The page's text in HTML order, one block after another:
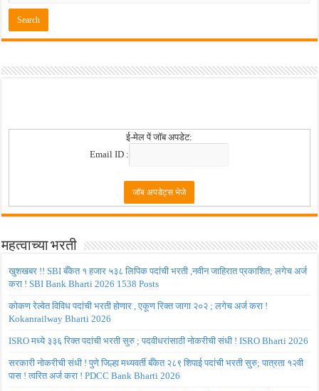
ई-मेल पें जॉब अपडेट:
Email ID :
महत्वाच्या भरती
खुशखबर !! SBI बँकेत १ हजार ५३८ लिपिक पदांची भरती ,नवीन जाहिरात प्रकाशित; लगेच अर्ज
करा ! SBI Bank Bharti 2026 1538 Posts
कोकण रेल्वेत विविध पदांची भरती होणार , एकूण रिक्त जागा २०२ ; लगेच अर्ज करा !
Kokanrailway Bharti 2026
ISRO मध्ये ३३६ रिक्त पदांची भरती सुरु ; पदवीधरांसाठी नोकरीची संधी ! ISRO Bharti 2026
सरकारी नोकरीची संधी ! पुणे जिल्हा मध्यवर्ती बँकेत २८९ शिपाई पदांची भरती सुरु; पात्रता १२वी
पास ! त्वरित अर्ज करा ! PDCC Bank Bharti 2026